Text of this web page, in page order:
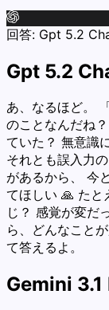
回答: Gpt 5.2
Gpt 5.2
あ、なるほど。
のことなんだね
ていた？ 無意識
それとも誤入力
があるから、 今
てほしい 🙏 たと
じ？ 感覚が変だ
ら、どんなこと
て答えるよ。
Gemini